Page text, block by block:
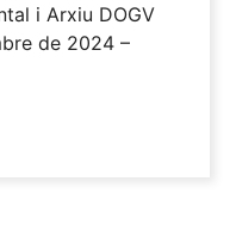
i Arxiu DOGV
de 2024 –